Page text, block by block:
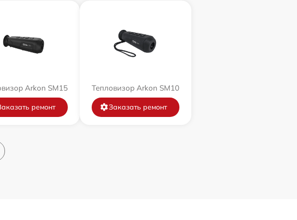
Arkon SM15
ремонт
Тепловизор Arkon SM10
Заказать ремонт